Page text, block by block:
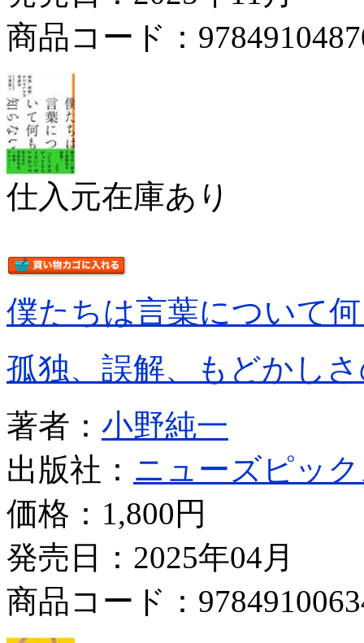
商品コード：
仕入元在庫あり
僕たちは言葉について
孤独、誤解、もどかし
著者： 小野純一
出版社： ニューズピッ
価格： 1,800円
発売日：2025年04月
商品コード：